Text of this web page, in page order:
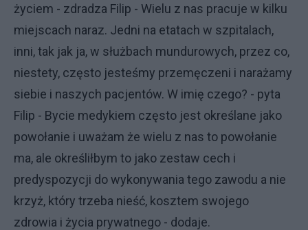
życiem - zdradza Filip - Wielu z nas pracuje w kilku
miejscach naraz. Jedni na etatach w szpitalach,
inni, tak jak ja, w służbach mundurowych, przez co,
niestety, często jesteśmy przemęczeni i narażamy
siebie i naszych pacjentów. W imię czego? - pyta
Filip - Bycie medykiem często jest określane jako
powołanie i uważam że wielu z nas to powołanie
ma, ale określiłbym to jako zestaw cech i
predyspozycji do wykonywania tego zawodu a nie
krzyż, który trzeba nieść, kosztem swojego
zdrowia i życia prywatnego - dodaje.